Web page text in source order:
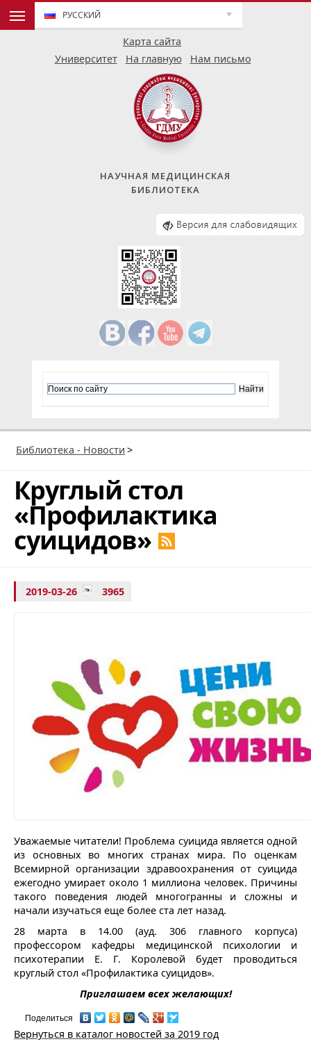
Карта сайта
РУССКИЙ
Университет На главную Нам письмо
НАУЧНАЯ МЕДИЦИНСКАЯ
БИБЛИОТЕКА
Библиотека - Новости >
Круглый стол
«Профилактика
суицидов»
2019-03-26 3965
Уважаемые читатели! Проблема суицида является одной
из основных во многих странах мира. По оценкам
Всемирной организации здравоохранения от суицида
ежегодно умирает около 1 миллиона человек. Причины
такого поведения людей многогранны и сложны и
начали изучаться еще более ста лет назад.
28 марта в 14.00 (ауд. 306 главного корпуса)
профессором кафедры медицинской психологии и
психотерапии Е. Г. Королевой будет проводиться
круглый стол «Профилактика суицидов».
Приглашаем всех желающих!
Поделиться
Вернуться в каталог новостей за 2019 год